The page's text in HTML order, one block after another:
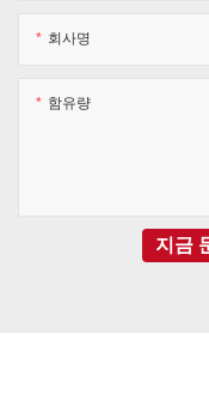
회사명
함유량
지금